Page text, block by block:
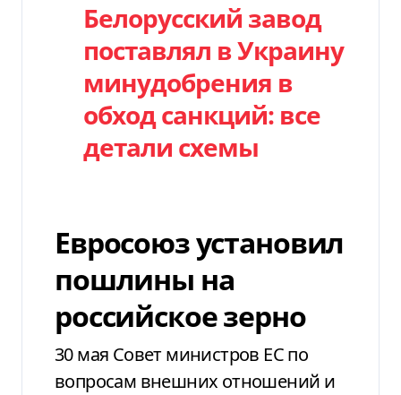
Белорусский завод
поставлял в Украину
минудобрения в
обход санкций: все
детали схемы
Евросоюз установил
пошлины на
российское зерно
30 мая Совет министров ЕС по
вопросам внешних отношений и